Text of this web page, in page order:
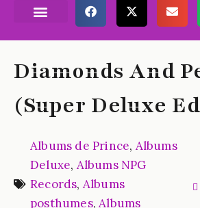
Diamonds And
(Super Deluxe
Albums de Prince, Albums
Deluxe, Albums NPG
Records, Albums
posthumes,Albums